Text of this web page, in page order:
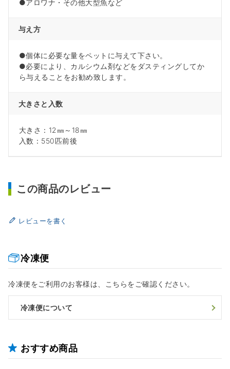
冷凍便
冷凍便をご利用のお客様は、こちらをご確認ください。
冷凍便について
おすすめ商品
●アロワナ・その他大型魚など
与え方
●個体に必要な量をペットに与えて下さい。
●必要により、カルシウム剤などをダスティングしてか
ら与えることをお勧め致します。
大きさと入数
大きさ：12㎜～18㎜
入数：550匹前後
この商品のレビュー
レビューを書く